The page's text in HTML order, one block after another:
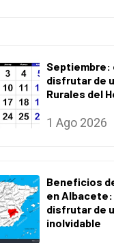
Septiembre:
disfrutar de
Rurales del
1 Ago 2026
Beneficios
en Albacete:
disfrutar de
inolvidable